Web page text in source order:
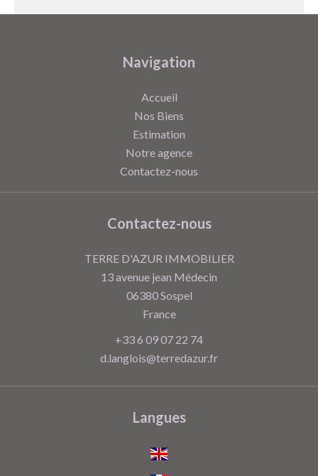
Navigation
Accueil
Nos Biens
Estimation
Notre agence
Contactez-nous
Contactez-nous
TERRE D'AZUR IMMOBILIER
13 avenue jean Médecin
06380Sospel
France
+33 6 09 07 22 74
d.langlois@terredazur.fr
Langues